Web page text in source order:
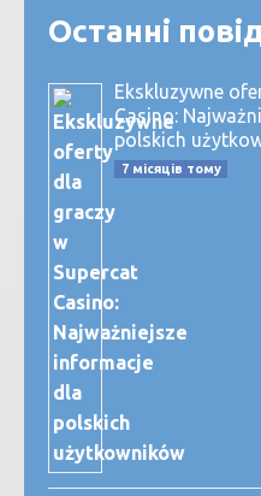
Останні
Ekskluzywne
Casino:
polskich
7 місяців тому